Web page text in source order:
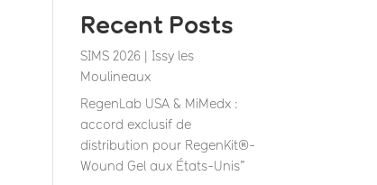
Recent Posts
SIMS 2026 | Issy les
Moulineaux
RegenLab USA & MiMedx :
accord exclusif de
distribution pour RegenKit®-
Wound Gel aux États-Unis”